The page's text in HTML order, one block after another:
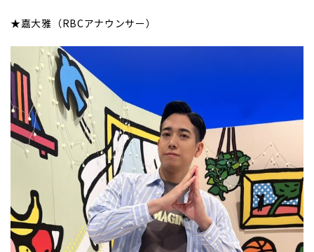
★嘉大雅（RBCアナウンサー）